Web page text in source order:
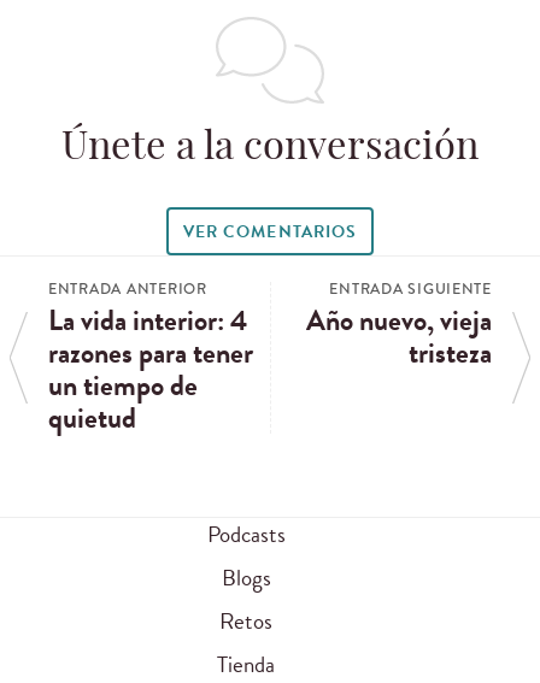
Únete a la conversación
VER COMENTARIOS
ENTRADA ANTERIOR
La vida interior: 4
razones para tener
un tiempo de
quietud
ENTRADA SIGUIENTE
Año nuevo, vieja
tristeza
Podcasts
Blogs
Retos
Tienda